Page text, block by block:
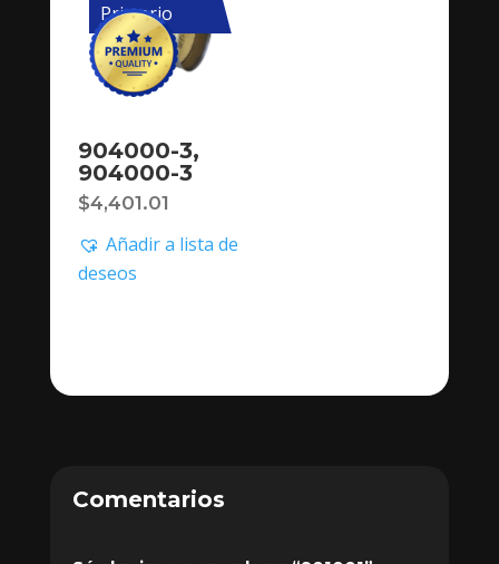
Primario
904000-3,
904000-3
$4,401.01
Añadir a lista de
deseos
Comentarios